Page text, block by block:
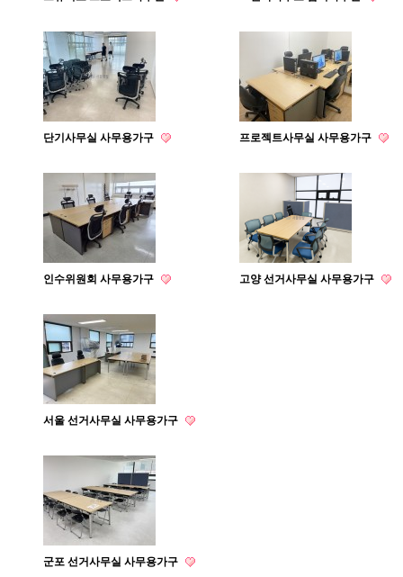
단기사무실 사무용가구 프로젝트사무실 사무용가구
인수위원회 사무용가구 고양 선거사무실 사무용가구
서울 선거사무실 사무용가구
군포 선거사무실 사무용가구